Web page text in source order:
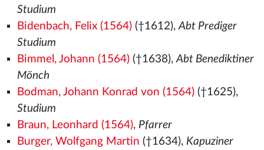
Studium
Bidenbach, Felix (1564)(†1612),Abt Prediger
Studium
Bimmel, Johann (1564)(†1638),Abt Benediktiner
Mönch
Bodman, Johann Konrad von (1564)(†1625),
Studium
Braun, Leonhard (1564), Pfarrer
Burger, Wolfgang Martin (†1634), Kapuziner